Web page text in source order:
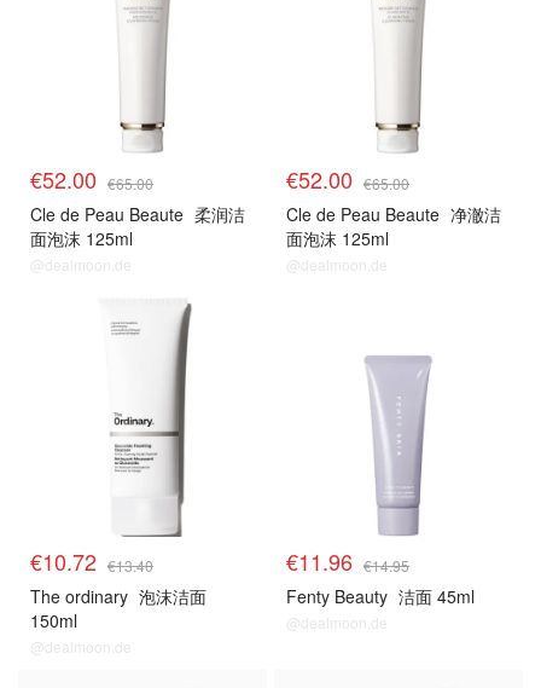
€52.00 €65.00
Cle de Peau Beaute 柔润洁
面泡沫 125ml
@dealmoon.de
€52.00 €65.00
Cle de Peau Beaute 净澈洁
面泡沫 125ml
@dealmoon.de
€10.72 €13.40
The ordinary 泡沫洁面
150ml
@dealmoon.de
€11.96 €14.95
Fenty Beauty 洁面 45ml
@dealmoon.de